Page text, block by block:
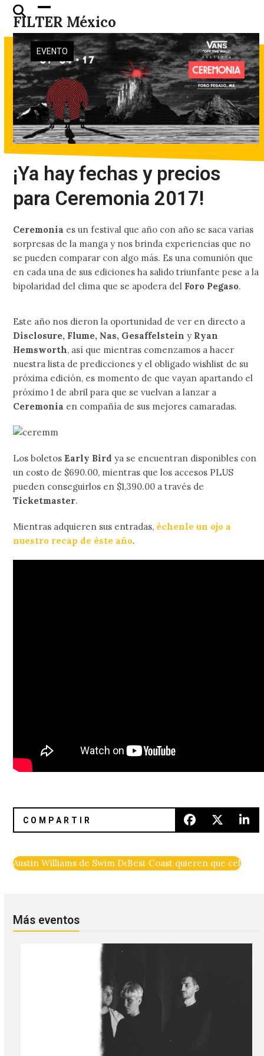
Skip
content
FILTER México
Open
mobile
menu
Close
mobile
menu
EVENTO
¡Ya hay fechas y precios
para Ceremonia 2017!
Ceremonia es un festival que año con año se saca varias
sorpresas de la manga y nos brinda experiencias que no
se pueden comparar con algo más. Es una comunión que
en cada una de sus ediciones ha salido triunfante pese a la
bipolaridad del clima que se apodera del Foro Pegaso.
Este año nos dieron la oportunidad de ver en directo a
Disclosure, Flume, Nas, Gesaffelstein y Ryan
Hemsworth, así que mientras comenzamos a hacer
nuestra lista de predicciones y el obligado wishlist de su
próxima edición, es momento de que vayan apartando el
próximo 1 de abril para que se vuelvan a lanzar a
Ceremonia en compañía de sus mejores camaradas.
Los boletos Early Bird ya se encuentran disponibles con
un costo de $690.00, mientras que los accesos PLUS
pueden conseguirlos en $1,390.00 a través de
Ticketmaster.
Mientras adquieren sus entradas, échenle un ojo a
nuestro recap de éste año.
Austin Williams de Swim Deep lanza música bajo el
Best Coast quieren que
Más eventos